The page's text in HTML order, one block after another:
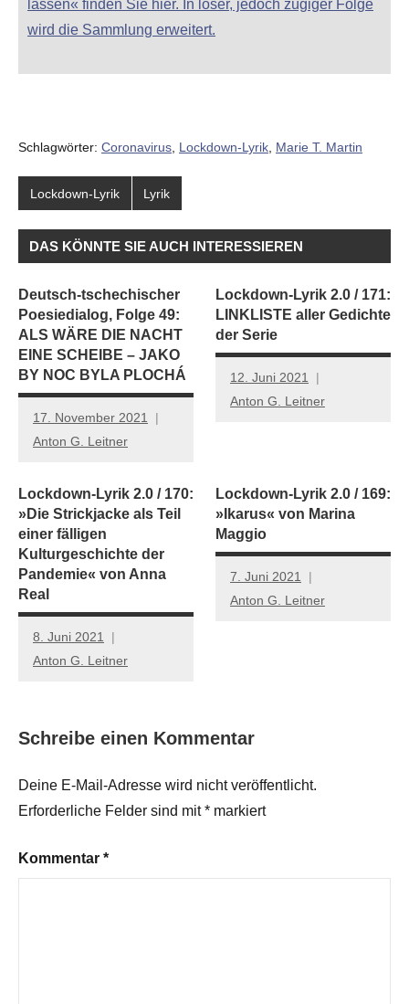
lassen« finden Sie hier. In loser, jedoch zügiger Folge
wird die Sammlung erweitert.
Schlagwörter: Coronavirus, Lockdown-Lyrik, Marie T. Martin
Lockdown-Lyrik Lyrik
DAS KÖNNTE SIE AUCH INTERESSIEREN
Deutsch-tschechischer
Poesiedialog, Folge 49:
ALS WÄRE DIE NACHT
EINE SCHEIBE – JAKO
BY NOC BYLA PLOCHÁ
17. November 2021
Anton G. Leitner
Lockdown-Lyrik 2.0 / 171:
LINKLISTE aller Gedichte
der Serie
12. Juni 2021
Anton G. Leitner
Lockdown-Lyrik 2.0 / 170:
»Die Strickjacke als Teil
einer fälligen
Kulturgeschichte der
Pandemie« von Anna
Real
8. Juni 2021
Anton G. Leitner
Lockdown-Lyrik 2.0 / 169:
»Ikarus« von Marina
Maggio
7. Juni 2021
Anton G. Leitner
Schreibe einen Kommentar
Deine E-Mail-Adresse wird nicht veröffentlicht.
Erforderliche Felder sind mit* markiert
Kommentar *